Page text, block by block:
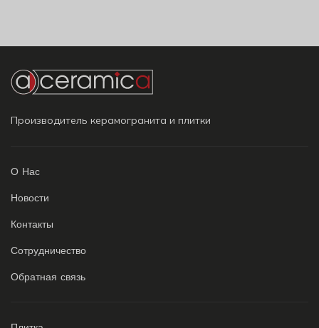
Производитель керамогранита и плитки
О Нас
Новости
Контакты
Сотрудничество
Обратная связь